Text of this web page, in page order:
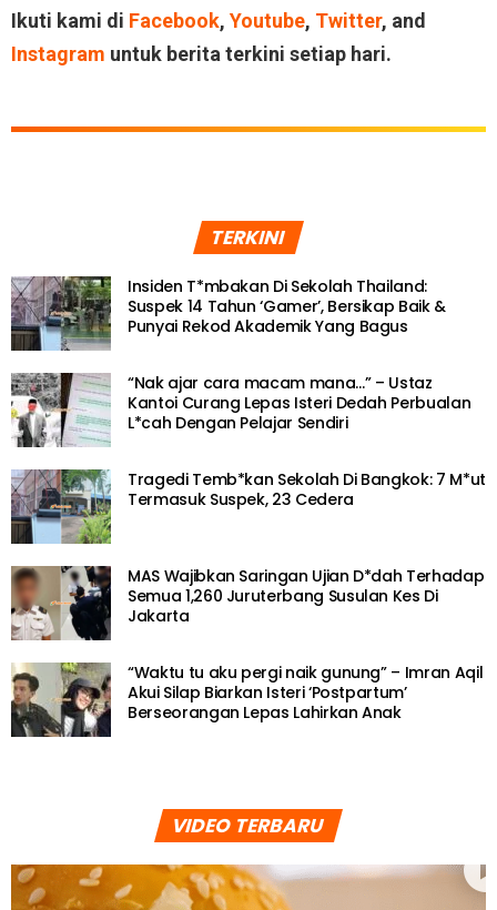
Ikuti kami di Facebook, Youtube, Twitter, and
Instagram untuk berita terkini setiap hari.
TERKINI
Insiden T*mbakan Di Sekolah Thailand:
Suspek 14 Tahun ‘Gamer’, Bersikap Baik &
Punyai Rekod Akademik Yang Bagus
“Nak ajar cara macam mana…” – Ustaz
Kantoi Curang Lepas Isteri Dedah Perbualan
L*cah Dengan Pelajar Sendiri
Tragedi Temb*kan Sekolah Di Bangkok: 7 M*ut
Termasuk Suspek, 23 Cedera
MAS Wajibkan Saringan Ujian D*dah Terhadap
Semua 1,260 Juruterbang Susulan Kes Di
Jakarta
“Waktu tu aku pergi naik gunung” – Imran Aqil
Akui Silap Biarkan Isteri ‘Postpartum’
Berseorangan Lepas Lahirkan Anak
VIDEO TERBARU